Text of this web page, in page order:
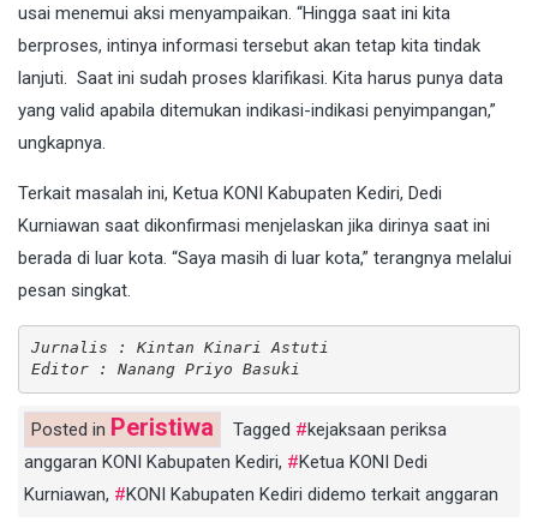
usai menemui aksi menyampaikan. “Hingga saat ini kita
berproses, intinya informasi tersebut akan tetap kita tindak
lanjuti. Saat ini sudah proses klarifikasi. Kita harus punya data
yang valid apabila ditemukan indikasi-indikasi penyimpangan,”
ungkapnya.
Terkait masalah ini, Ketua KONI Kabupaten Kediri, Dedi
Kurniawan saat dikonfirmasi menjelaskan jika dirinya saat ini
berada di luar kota. “Saya masih di luar kota,” terangnya melalui
pesan singkat.
Jurnalis : Kintan Kinari Astuti
Editor : Nanang Priyo Basuki
Posted in Peristiwa Tagged
kejaksaan periksa
anggaran KONI Kabupaten Kediri,
Ketua KONI Dedi
Kurniawan, KONI Kabupaten Kediri didemo terkait anggaran